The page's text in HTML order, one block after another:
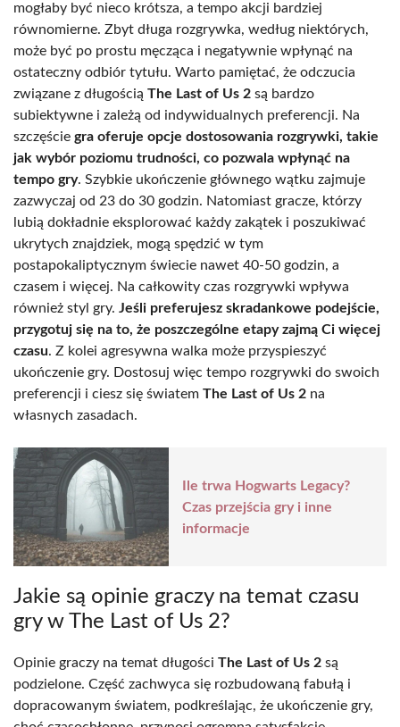
mogłaby być nieco krótsza, a tempo akcji bardziej
równomierne. Zbyt długa rozgrywka, według niektórych,
może być po prostu męcząca i negatywnie wpłynąć na
ostateczny odbiór tytułu. Warto pamiętać, że odczucia
związane z długością The Last of Us 2 są bardzo
subiektywne i zależą od indywidualnych preferencji. Na
szczęście gra oferuje opcje dostosowania rozgrywki, takie
jak wybór poziomu trudności, co pozwala wpłynąć na
tempo gry. Szybkie ukończenie głównego wątku zajmuje
zazwyczaj od 23 do 30 godzin. Natomiast gracze, którzy
lubią dokładnie eksplorować każdy zakątek i poszukiwać
ukrytych znajdziek, mogą spędzić w tym
postapokaliptycznym świecie nawet 40-50 godzin, a
czasem i więcej. Na całkowity czas rozgrywki wpływa
również styl gry. Jeśli preferujesz skradankowe podejście,
przygotuj się na to, że poszczególne etapy zajmą Ci więcej
czasu. Z kolei agresywna walka może przyspieszyć
ukończenie gry. Dostosuj więc tempo rozgrywki do swoich
preferencji i ciesz się światem The Last of Us 2 na
własnych zasadach.
Ile trwa Hogwarts Legacy?
Czas przejścia gry i inne
informacje
Jakie są opinie graczy na temat czasu
gry w The Last of Us 2?
Opinie graczy na temat długości The Last of Us 2 są
podzielone. Część zachwyca się rozbudowaną fabułą i
dopracowanym światem, podkreślając, że ukończenie gry,